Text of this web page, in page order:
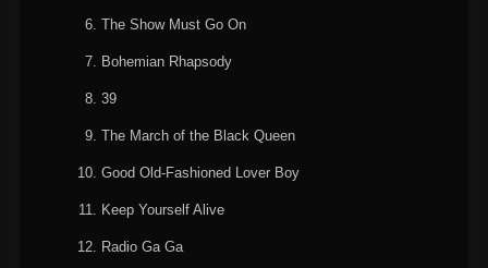
The Show Must Go On
Bohemian Rhapsody
39
The March of the Black Queen
Good Old-Fashioned Lover Boy
Keep Yourself Alive
Radio Ga Ga